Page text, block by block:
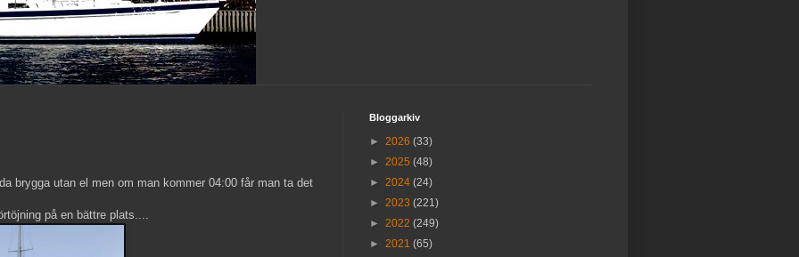
brygga utan el men om man kommer 04:00 får man ta det
på en bättre plats....
Bloggarkiv
► 2026 (33)
► 2025 (48)
► 2024 (24)
► 2023 (221)
► 2022 (249)
► 2021 (65)